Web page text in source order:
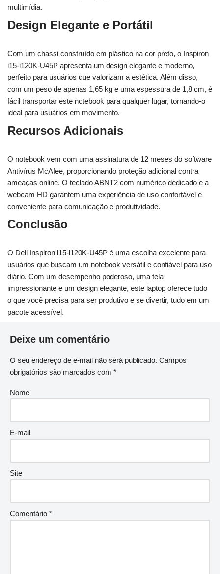
multimídia.
Design Elegante e Portátil
Com um chassi construído em plástico na cor preto, o Inspiron
i15-i120K-U45P apresenta um design elegante e moderno,
perfeito para usuários que valorizam a estética. Além disso,
com um peso de apenas 1,65 kg e uma espessura de 1,8 cm, é
fácil transportar este notebook para qualquer lugar, tornando-o
ideal para usuários em movimento.
Recursos Adicionais
O notebook vem com uma assinatura de 12 meses do software
Antivírus McAfee, proporcionando proteção adicional contra
ameaças online. O teclado ABNT2 com numérico dedicado e a
webcam HD garantem uma experiência de uso confortável e
conveniente para comunicação e produtividade.
Conclusão
O Dell Inspiron i15-i120K-U45P é uma escolha excelente para
usuários que buscam um notebook versátil e confiável para uso
diário. Com um desempenho poderoso, uma tela
impressionante e um design elegante, este laptop oferece tudo
o que você precisa para ser produtivo e se divertir, tudo em um
pacote acessível.
Deixe um comentário
O seu endereço de e-mail não será publicado. Campos
obrigatórios são marcados com *
Nome
E-mail
Site
Comentário *